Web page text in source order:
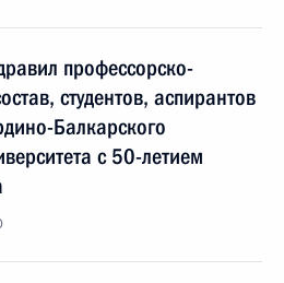
профессорско-
студентов, аспирантов
Балкарского
с 50-летием